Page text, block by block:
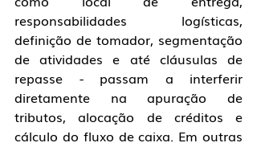
responsabilidades logísticas,
definição de tomador, segmentação
de atividades e até cláusulas de
repasse - passam a interferir
diretamente na apuração de
tributos, alocação de créditos e
cálculo do fluxo de caixa. Em outras